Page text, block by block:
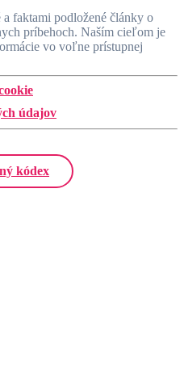
a faktami podložené články o
príbehoch. Naším cieľom je
vo voľne prístupnej
údajov
kódex